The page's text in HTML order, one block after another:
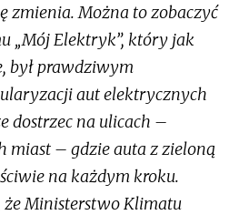
zmienia. Można to zobaczyć
„Mój Elektryk”, który jak
był prawdziwym
aut elektrycznych
dostrzec na ulicach –
miast – gdzie auta z zieloną
na każdym kroku.
że Ministerstwo Klimatu